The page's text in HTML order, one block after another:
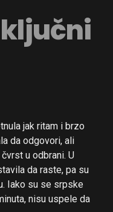
jak ritam i brzo
da odgovori, ali
u odbrani. U
da raste, pa su
Iako su se srpske
nisu uspele da